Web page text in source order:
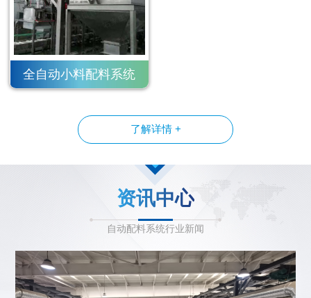
全自动小料配料系统
了解详情 +
资讯中心
自动配料系统行业新闻